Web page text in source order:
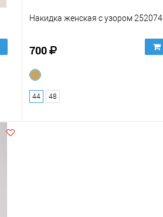
Накидка женская с узором 252074
700
44 48